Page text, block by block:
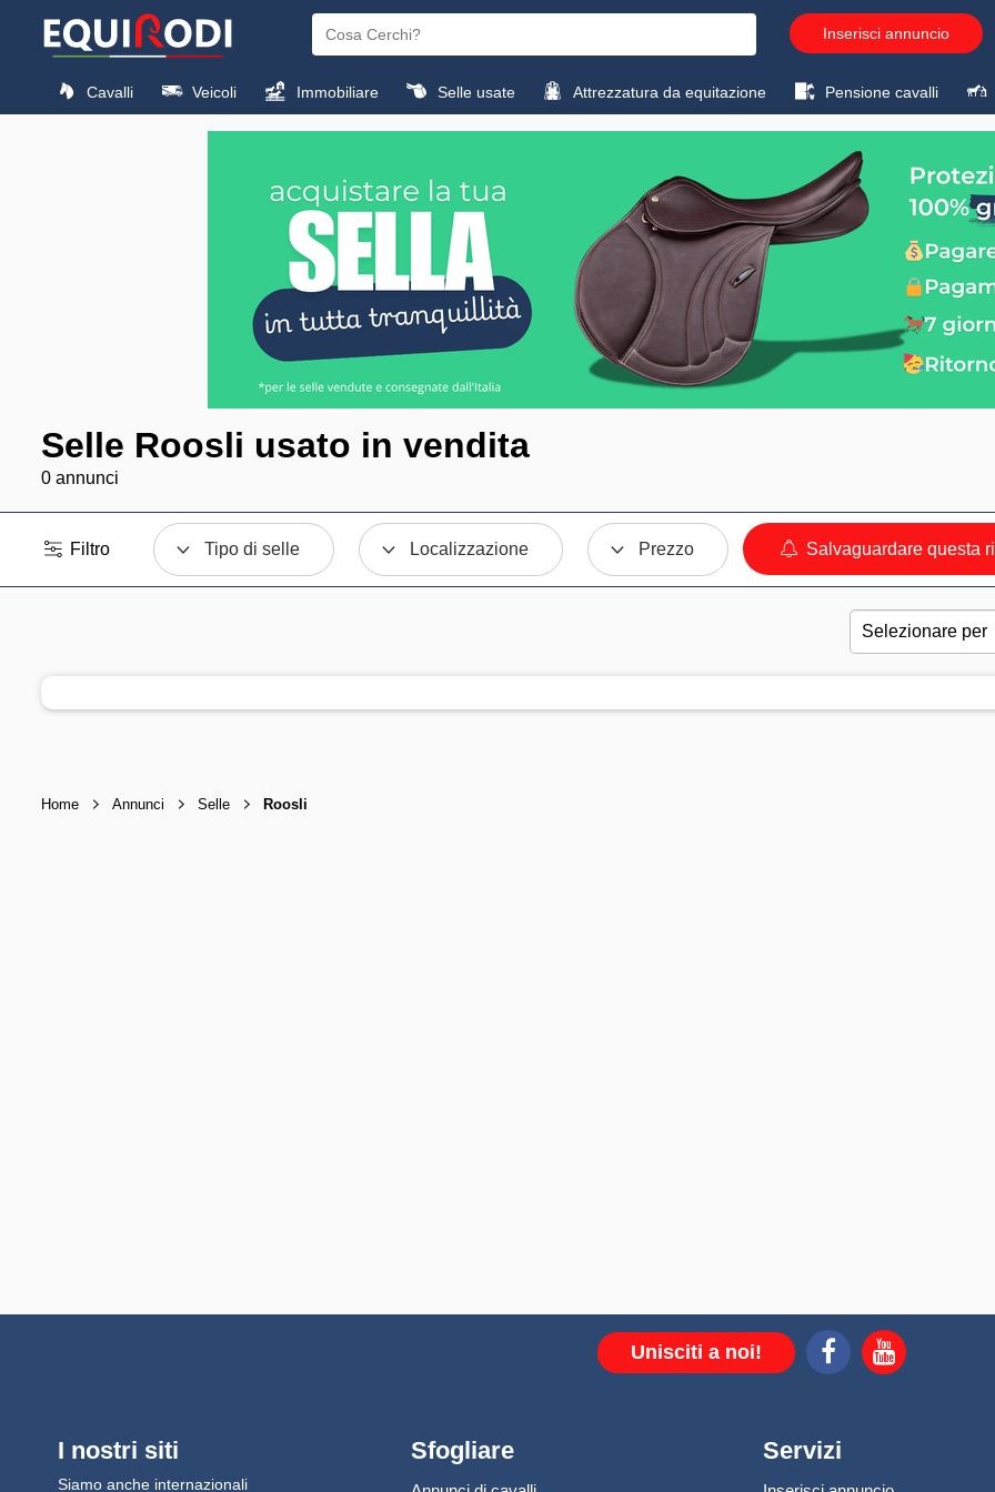
Inserisci annuncio
Cavalli Veicoli Immobiliare Selle usate Attrezzatura da equitazione Pensione cavalli
Selle Roosli usato in vendita
0 annunci
Filtro Tipo di selle Localizzazione Prezzo Salvaguardare questa
Home Annunci Selle Roosli
Unisciti a noi!
I nostri siti
Siamo anche internazionali
Sfogliare Servizi